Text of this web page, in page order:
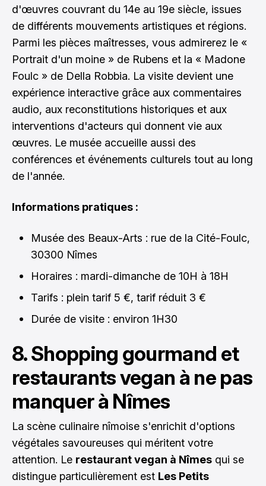
d'œuvres couvrant du 14e au 19e siècle, issues
de différents mouvements artistiques et régions.
Parmi les pièces maîtresses, vous admirerez le «
Portrait d'un moine » de Rubens et la « Madone
Foulc » de Della Robbia. La visite devient une
expérience interactive grâce aux commentaires
audio, aux reconstitutions historiques et aux
interventions d'acteurs qui donnent vie aux
œuvres. Le musée accueille aussi des
conférences et événements culturels tout au long
de l'année.
Informations pratiques :
Musée des Beaux-Arts : rue de la Cité-Foulc,
30300 Nîmes
Horaires : mardi-dimanche de 10H à 18H
Tarifs : plein tarif 5 €, tarif réduit 3 €
Durée de visite : environ 1H30
8. Shopping gourmand et
restaurants vegan à ne pas
manquer à Nîmes
La scène culinaire nîmoise s'enrichit d'options
végétales savoureuses qui méritent votre
attention. Le restaurant vegan à Nîmes qui se
distingue particulièrement est Les Petits